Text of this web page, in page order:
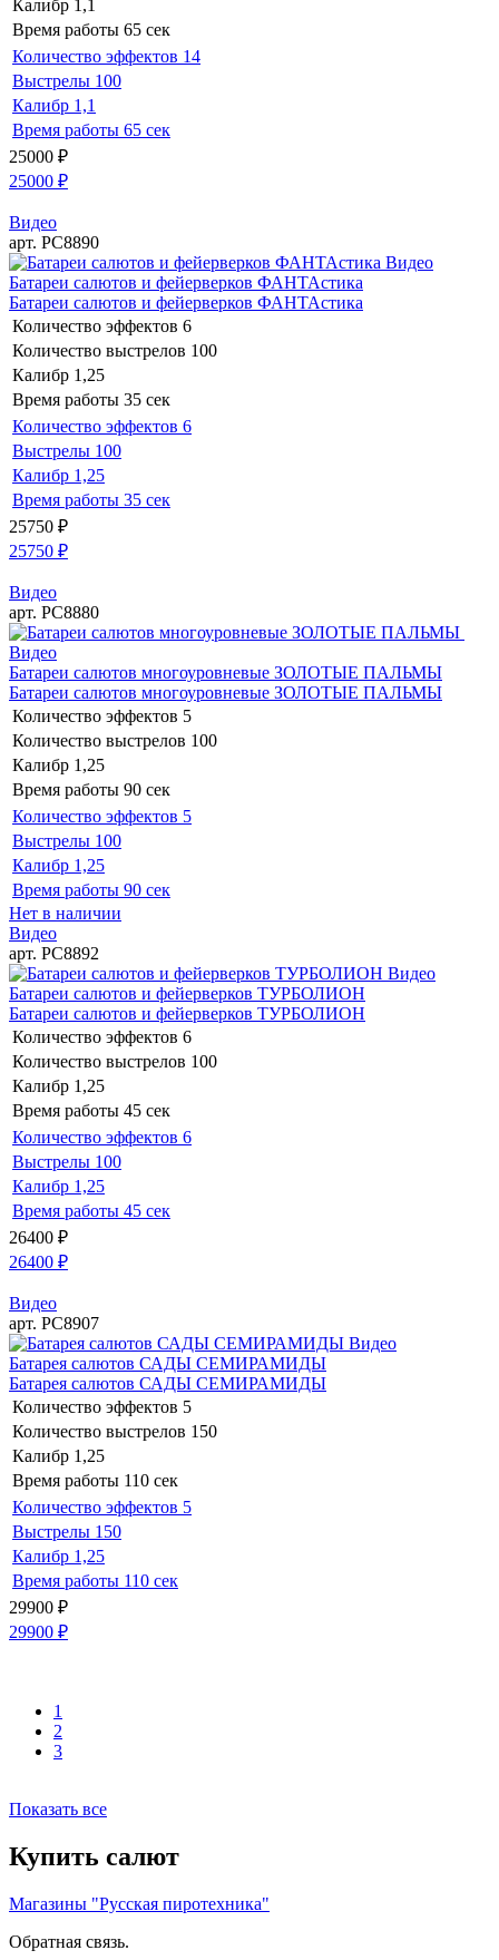
Калибр 1,1
Время работы 65 сек
Количество эффектов 14
Выстрелы 100
Калибр 1,1
Время работы 65 сек
25000 ₽
25000 ₽
Видео
арт. РС8890
Видео
Батареи салютов и фейерверков ФАНТАстика
Батареи салютов и фейерверков ФАНТАстика
Количество эффектов 6
Количество выстрелов 100
Калибр 1,25
Время работы 35 сек
Количество эффектов 6
Выстрелы 100
Калибр 1,25
Время работы 35 сек
25750 ₽
25750 ₽
Видео
арт. РС8880
Видео
Батареи салютов многоуровневые ЗОЛОТЫЕ ПАЛЬМЫ
Батареи салютов многоуровневые ЗОЛОТЫЕ ПАЛЬМЫ
Количество эффектов 5
Количество выстрелов 100
Калибр 1,25
Время работы 90 сек
Количество эффектов 5
Выстрелы 100
Калибр 1,25
Время работы 90 сек
Нет в наличии
Видео
арт. РС8892
Видео
Батареи салютов и фейерверков ТУРБОЛИОН
Батареи салютов и фейерверков ТУРБОЛИОН
Количество эффектов 6
Количество выстрелов 100
Калибр 1,25
Время работы 45 сек
Количество эффектов 6
Выстрелы 100
Калибр 1,25
Время работы 45 сек
26400 ₽
26400 ₽
Видео
арт. РС8907
Видео
Батарея салютов САДЫ СЕМИРАМИДЫ
Батарея салютов САДЫ СЕМИРАМИДЫ
Количество эффектов 5
Количество выстрелов 150
Калибр 1,25
Время работы 110 сек
Количество эффектов 5
Выстрелы 150
Калибр 1,25
Время работы 110 сек
29900 ₽
29900 ₽
1
2
3
Показать все
Купить салют
Магазины "Русская пиротехника"
Обратная связь.